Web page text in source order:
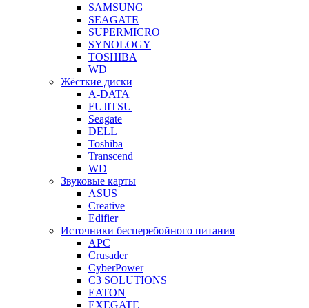
SAMSUNG
SEAGATE
SUPERMICRO
SYNOLOGY
TOSHIBA
WD
Жёсткие диски
A-DATA
FUJITSU
Seagate
DELL
Toshiba
Transcend
WD
Звуковые карты
ASUS
Creative
Edifier
Источники бесперебойного питания
APC
Crusader
CyberPower
C3 SOLUTIONS
EATON
EXEGATE